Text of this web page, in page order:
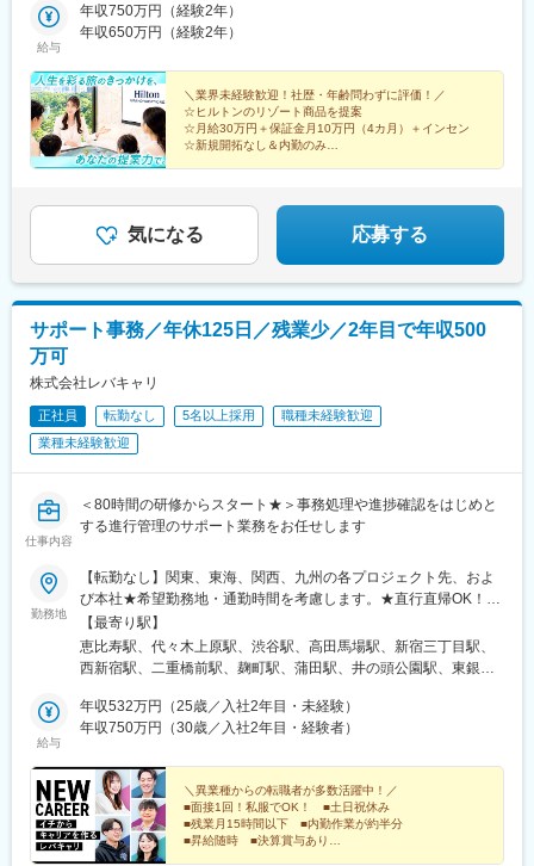
二条西4-1<関東>■日比谷東京都千代田区有楽町1-5-1■東京ベイ千
葉県浦安市舞浜1-8■横浜神奈川県横浜市西区みなとみらい2-2-1<
ン・ギャラリーをシフト勤務■大阪大阪市北区中之島3-2-4■神戸兵
庫県神戸市中央区加納町6-6-1<九州>■福岡福岡県福岡市中央区地
行浜2-2-3<沖縄>■那覇首里城沖縄県那覇市首里山川町1-132-1■
ザ・ビーチリゾート瀬底沖縄県国頭郡本部町瀬底1081-4※U・Iタ
ーン歓迎※受動喫煙対策：屋内全面禁煙
ター駅、肥後橋駅、神戸三宮駅(阪神)、札幌駅、銀座駅、丸の内駅
(愛知県)、大江橋駅、神戸三宮駅(阪急・神戸高速)
給与
年収750万円（経験2年）
年収650万円（経験2年）
＼業界未経験歓迎！社歴・年齢問わずに評価！／
☆ヒルトンのリゾート商品を提案
☆月給30万円＋保証金月10万円（4カ月）＋インセン
☆新規開拓なし＆内勤のみ
気になる 応募する
サポート事務／年休125日／残業少／2年目で年収500
万可
株式会社レバキャリ
正社員 転勤なし 5名以上採用
職種未経験歓迎
業種未経験歓迎
仕事内容
＜80時間の研修からスタート★＞事務処理や進捗確認をはじめと
する進行管理のサポート業務をお任せします
勤務地
【転勤なし】関東、東海、関西、九州の各プロジェクト先、およ
び本社★希望勤務地・通勤時間を考慮します。★直行直帰OK！
★U・Iターン歓迎！住宅手当あり★全国出張が可能な方には充実
手当あり◎▼プロジェクト先【関東】東京、埼玉、千葉、神奈川
など【東海】愛知【関西】大阪【九州】福岡▼本社東京都品川区
【最寄り駅】
恵比寿駅、代々木上原駅、渋谷駅、高田馬場駅、新宿三丁目駅、
西新宿駅、二重橋前駅、麹町駅、蒲田駅、井の頭公園駅、東銀座
船堀駅、押上駅、木場駅(東京都)、清澄白河駅、有楽町駅、豊洲
駅、南砂町駅、綾瀬駅、三田駅(東京都)、森下駅(東京都)、高輪台
駅、亀戸駅、テレコムセンター駅、六本木駅、田町駅(東京都)、白
金高輪駅、高輪ゲートウェイ駅、神谷町駅、外苑前駅、国立駅、
南新宿駅、初台駅、千駄ケ谷駅、曙橋駅、国立競技場駅、四谷三
丁目駅、西荻窪駅、富士見ケ丘駅、荻窪駅、神保町駅、淡路町
駅、秋葉原駅、市ケ谷駅、九段下駅、上野御徒町駅、昭和島駅、
給与
年収532万円（25歳／入社2年目・未経験）
年収750万円（30歳／入社2年目・経験者）
＼異業種からの転職者が多数活躍中！／
■面接1回！私服でOK！ ■土日祝休み
■残業月15時間以下 ■内勤作業が約半分
■昇給随時 ■決算賞与あり